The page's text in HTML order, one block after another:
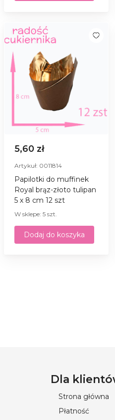
5,60 zł
Artykuł: 0011814
Papilotki do muffinek
Royal brąz-złoto tulipan
5 х 8 сm 12 szt
W sklepe: 5 szt.
Dodaj do koszyka
Dla
Strona główna
Płatność